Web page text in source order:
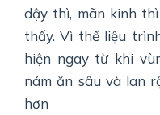
dậy thì, mãn kinh
thấy. Vì thế liệu
hiện ngay từ khi
nám ăn sâu và lan
hơn